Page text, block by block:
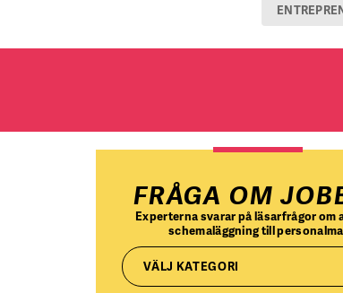
FRÅGA OM
Experterna svarar på läsarfrågor om
schemaläggning till
VÄLJ KATEGORI